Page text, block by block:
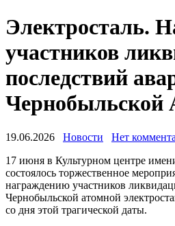
Электросталь.
участников
последствий
Чернобыльской
19.06.2026 Новости
Нет
17 июня в Культурном центре
состоялось торжественное
награждению участников
Чернобыльской атомной
со дня этой трагической даты.